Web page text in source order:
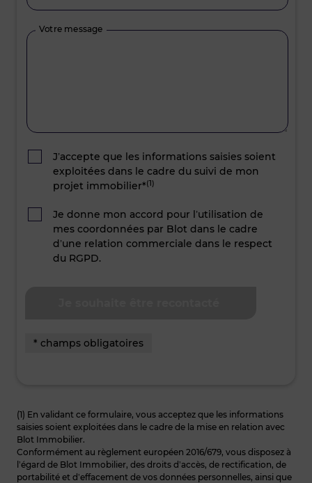
Votre message
J’accepte que les informations saisies soient
exploitées dans le cadre du suivi de mon
projet immobilier*(1)
Je donne mon accord pour l’utilisation de
mes coordonnées par Blot dans le cadre
d’une relation commerciale dans le respect
du RGPD.
* champs obligatoires
(1) En validant ce formulaire, vous acceptez que les informations
saisies soient exploitées dans le cadre de la mise en relation avec
Blot Immobilier.
Conformément au règlement européen 2016/679, vous disposez à
l’égard de Blot Immobilier, des droits d’accès, de rectification, de
portabilité et d’effacement de vos données personnelles, ainsi que